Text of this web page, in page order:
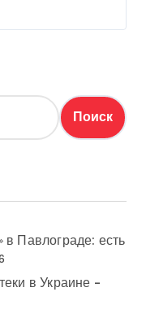
в Павлограде: есть
в Украине –